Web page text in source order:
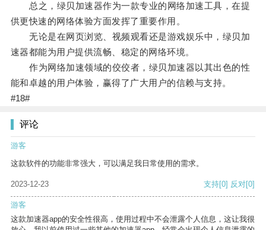
总之，绿贝加速器作为一款专业的网络加速工具，在提
供更快速的网络体验方面发挥了重要作用。
无论是在网页浏览、视频观看还是游戏娱乐中，绿贝加
速器都能为用户提供流畅、稳定的网络环境。
作为网络加速领域的佼佼者，绿贝加速器以其出色的性
能和卓越的用户体验，赢得了广大用户的信赖与支持。
#18#
评论
游客
这款软件的功能非常强大，可以满足我日常使用的需求。
2023-12-23 支持[0] 反对[0]
游客
这款加速器app的安全性很高，使用过程中不会泄露个人信息，这让我很